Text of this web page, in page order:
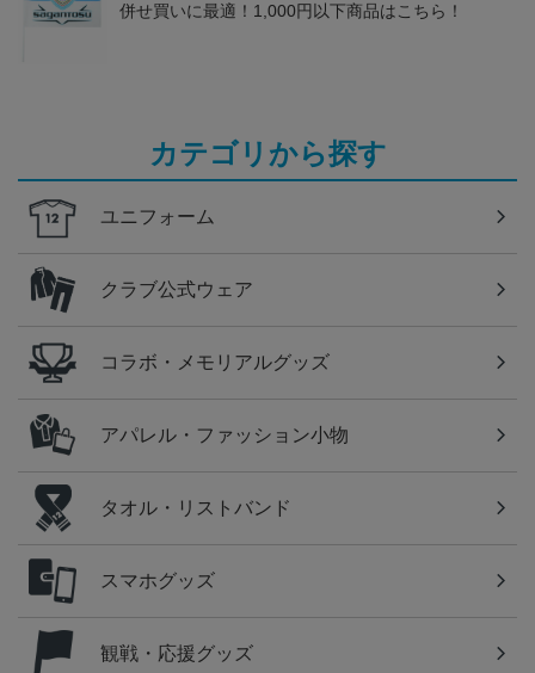
併せ買いに最適！1,000円以下商品はこちら！
カテゴリから探す
ユニフォーム
クラブ公式ウェア
コラボ・メモリアルグッズ
アパレル・ファッション小物
タオル・リストバンド
スマホグッズ
観戦・応援グッズ